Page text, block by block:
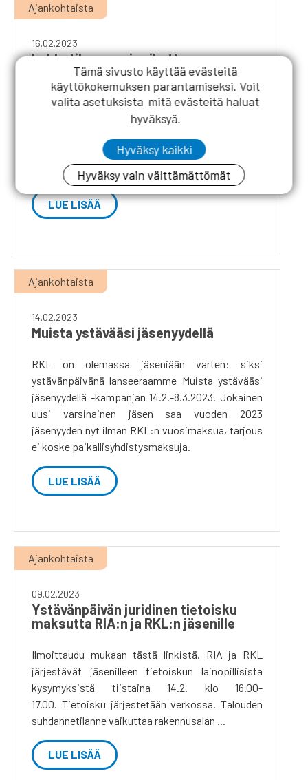
Ajankohtaista
16.02.2023
Lakkotilanne voi vaikuttaa
Rakennuslehden jakeluun
Auto- ja kuljetusalan työntekijäliiton (AKT) tällä
viikolla alkanut lakko voi viivästyttää lehtien
jakelua useilla päivillä, arvioi Posti. Tämä koskee
myös Rakennuslehteä tämän viikon numerosta
lähtien.
LUE LISÄÄ
Ajankohtaista
14.02.2023
Muista ystävääsi jäsenyydellä
RKL on olemassa jäseniään varten: siksi
ystävänpäivänä lanseeraamme Muista ystävääsi
jäsenyydellä -kampanjan 14.2.-8.3.2023. Jokainen
uusi varsinainen jäsen saa vuoden 2023
jäsenyyden nyt ilman RKL:n vuosimaksua, tarjous
ei koske paikallisyhdistysmaksuja.
LUE LISÄÄ
Ajankohtaista
09.02.2023
Ystävänpäivän juridinen tietoisku
maksutta RIA:n ja RKL:n jäsenille
Ilmoittaudu mukaan tästä linkistä. RIA ja RKL
järjestävät jäsenilleen tietoiskun lainopillisista
kysymyksistä tiistaina 14.2. klo 16.00-
17.00. Tietoisku järjestetään verkossa. Talouden
suhdannetilanne vaikuttaa rakennusalan ...
LUE LISÄÄ
Tämä sivusto käyttää evästeitä
käyttökokemuksen parantamiseksi. Voit
valita asetuksista mitä evästeitä haluat
hyväksyä.
Hyväksy kaikki
Hyväksy vain välttämättömät